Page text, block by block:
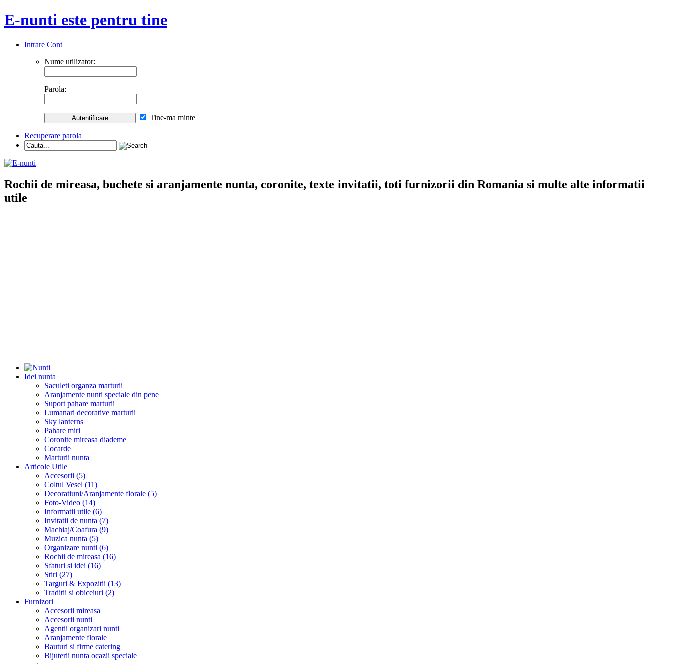
E-nunti este pentru tine
Intrare Cont
Nume utilizator:
Parola:
Tine-ma minte
Recuperare parola
Rochii de mireasa, buchete si aranjamente nunta, coronite, texte invitatii, toti furnizorii din Romania si multe alte informatii
utile
Idei nunta
Saculeti organza marturii
Aranjamente nunti speciale din pene
Suport pahare marturii
Lumanari decorative marturii
Sky lanterns
Pahare miri
Coronite mireasa diademe
Cocarde
Marturii nunta
Articole Utile
Accesorii (5)
Coltul Vesel (11)
Decoratiuni/Aranjamente florale (5)
Foto-Video (14)
Informatii utile (6)
Invitatii de nunta (7)
Machiaj/Coafura (9)
Muzica nunta (5)
Organizare nunti (6)
Rochii de mireasa (16)
Sfaturi si idei (16)
Stiri (27)
Targuri & Expozitii (13)
Traditii si obiceiuri (2)
Furnizori
Accesorii mireasa
Accesorii nunti
Agentii organizari nunti
Aranjamente florale
Bauturi si firme catering
Bijuterii nunta ocazii speciale